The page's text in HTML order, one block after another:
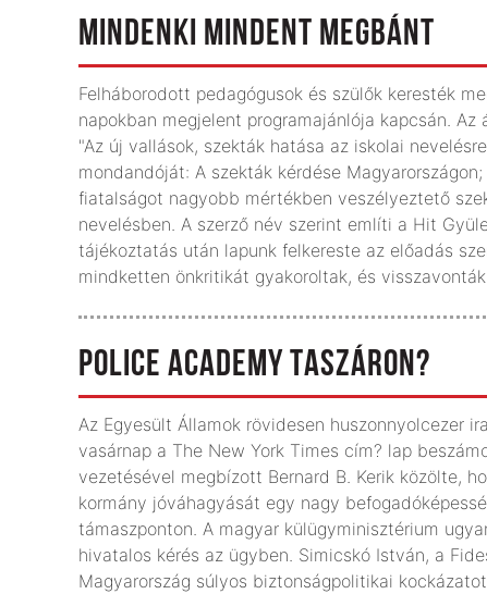
MINDENKI MINDENT MEGBÁNT
Felháborodott pedagógusok és szülők keresték
napokban megjelent programajánlója kapcsán.
"Az új vallások, szekták hatása az iskolai
mondandóját: A szekták kérdése
fiatalságot nagyobb mértékben veszélyeztető
nevelésben. A szerző név szerint említi a Hit
tájékoztatás után lapunk felkereste az előadás
mindketten önkritikát gyakoroltak, és
POLICE ACADEMY TASZÁRON?
Az Egyesült Államok rövidesen huszonnyolcezer
vasárnap a The New York Times cím? lap
vezetésével megbízott Bernard B. Kerik közölte,
kormány jóváhagyását egy nagy
támaszponton. A magyar külügyminisztérium
hivatalos kérés az ügyben. Simicskó István, a
Magyarország súlyos biztonságpolitikai